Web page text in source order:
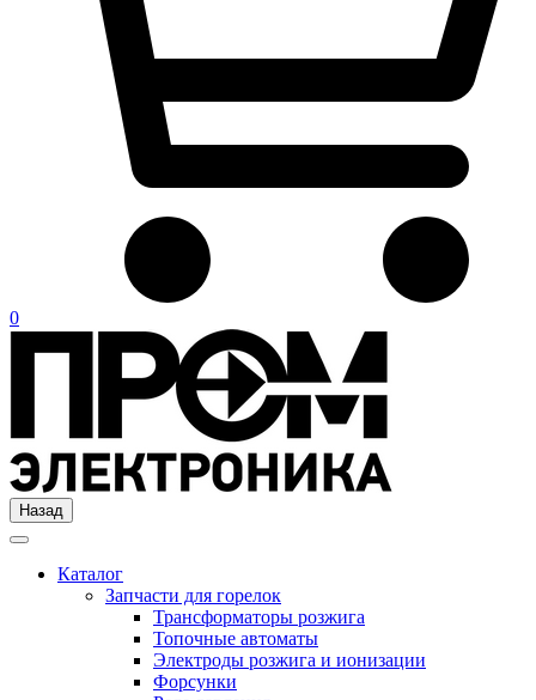
0
Назад
Каталог
Запчасти для горелок
Трансформаторы розжига
Топочные автоматы
Электроды розжига и ионизации
Форсунки